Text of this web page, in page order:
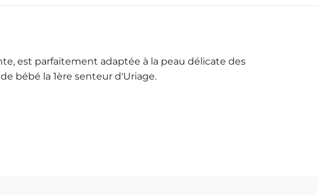
est parfaitement adaptée à la peau délicate des
bébé la 1ère senteur d'Uriage.